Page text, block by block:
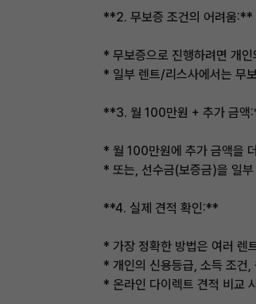
**2. 무보증 조건의 어려움:**
* 무보증으로 진행하려면 개
* 일부 렌트/리스사에서는 무
**3. 월 100만원 + 추가 금액
* 월 100만원에 추가 금액을
* 또는, 선수금(보증금)을 일
**4. 실제 견적 확인:**
* 가장 정확한 방법은 여러 렌
* 개인의 신용등급, 소득 조건,
* 온라인 다이렉트 견적 비교